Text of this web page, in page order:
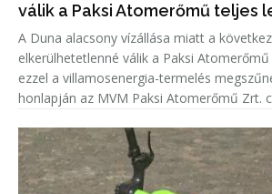
válik a Paksi Atomerőmű teljes
A Duna alacsony vízállása miatt a
elkerülhetetlenné válik a Paksi
ezzel a villamosenergia-termelés
honlapján az MVM Paksi Atomerőmű Zrt.